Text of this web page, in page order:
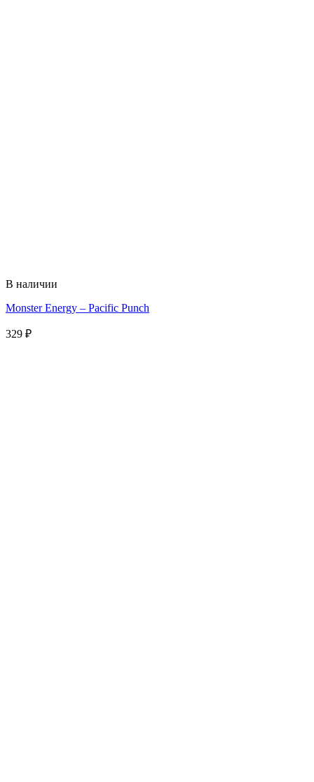
В наличии
Monster Energy – Pacific Punch
329 ₽